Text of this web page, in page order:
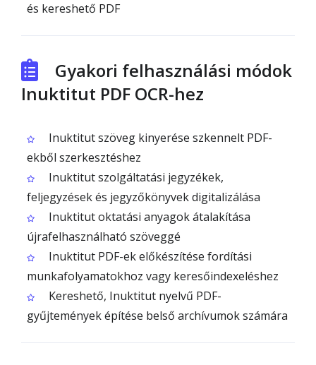
és kereshető PDF
Gyakori felhasználási módok
Inuktitut PDF OCR-hez
Inuktitut szöveg kinyerése szkennelt PDF-
ekből szerkesztéshez
Inuktitut szolgáltatási jegyzékek,
feljegyzések és jegyzőkönyvek digitalizálása
Inuktitut oktatási anyagok átalakítása
újrafelhasználható szöveggé
Inuktitut PDF-ek előkészítése fordítási
munkafolyamatokhoz vagy keresőindexeléshez
Kereshető, Inuktitut nyelvű PDF-
gyűjtemények építése belső archívumok számára